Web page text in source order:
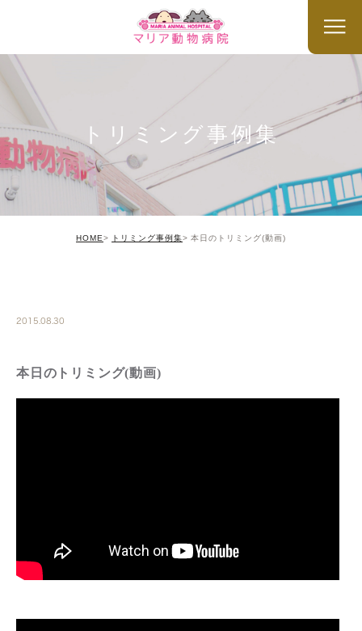
トリミング事例集
HOME トリミング事例集 本日のトリミング(動画)
2015.08.30
本日のトリミング(動画)